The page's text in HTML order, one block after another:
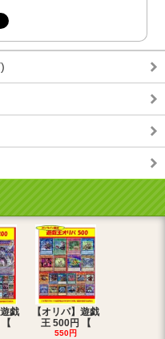
戯
【オリパ】遊戯
王 500円 【
550円